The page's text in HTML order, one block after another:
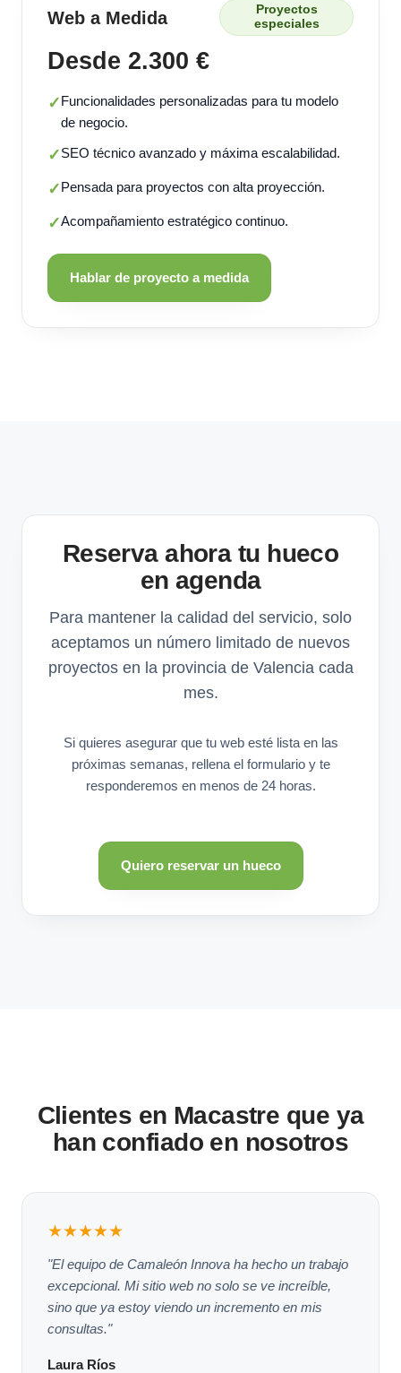
Web a Medida
Proyectos
especiales
Desde 2.300 €
✓Funcionalidades personalizadas para tu modelo
de negocio.
✓SEO técnico avanzado y máxima escalabilidad.
✓Pensada para proyectos con alta proyección.
✓Acompañamiento estratégico continuo.
Hablar de proyecto a medida
Reserva ahora tu hueco
en agenda
Para mantener la calidad del servicio, solo
aceptamos un número limitado de nuevos
proyectos en la provincia de Valencia cada
mes.
Si quieres asegurar que tu web esté lista en las
próximas semanas, rellena el formulario y te
responderemos en menos de 24 horas.
Quiero reservar un hueco
Clientes en Macastre que ya
han confiado en nosotros
★★★★★
"El equipo de Camaleón Innova ha hecho un trabajo
excepcional. Mi sitio web no solo se ve increíble,
sino que ya estoy viendo un incremento en mis
consultas."
Laura Ríos